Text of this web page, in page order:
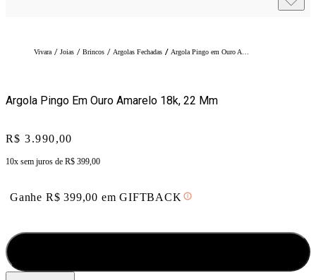
Vivara / Joias / Brincos / Argolas Fechadas /
Argola Pingo Em Ouro Amarelo 18k, 22 Mm
Price:
R$ 3.990,00
10x sem juros de R$ 399,00
Ganhe R$399,00 emGIFTBACK